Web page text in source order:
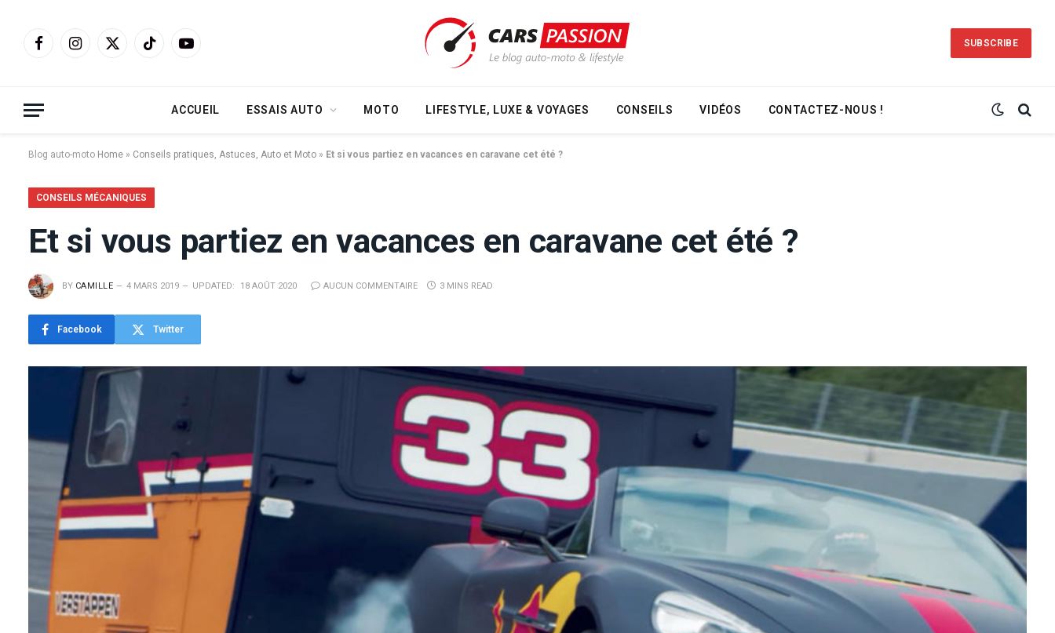
FacebookInstagram
X
TikTokYouTube SUBSCRIBE
ACCUEIL ESSAIS AUTO MOTO LIFESTYLE, LUXE & VOYAGES CONSEILS VIDÉOS CONTACTEZ-NOUS !
Blog auto-moto Home » Conseils pratiques, Astuces, Auto et Moto » Et si vous partiez en vacances en caravane cet été ?
CONSEILS MÉCANIQUES
Et si vous partiez en vacances en caravane cet été ?
BY CAMILLE 4 MARS 2019 UPDATED: 18 AOÛT 2020 AUCUN COMMENTAIRE 3 MINS READ
Facebook Twitter